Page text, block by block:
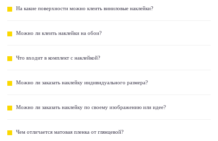
На какие поверхности можно клеить виниловые наклейки?
Можно ли клеить наклейки на обои?
Что входит в комплект с наклейкой?
Можно ли заказать наклейку индивидуального размера?
Можно ли заказать наклейку по своему изображению или идее?
Чем отличается матовая пленка от глянцевой?